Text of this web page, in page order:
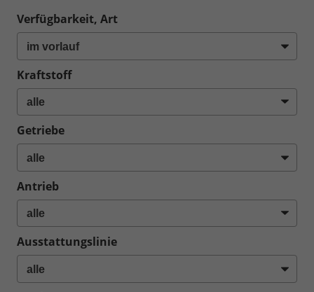
Verfügbarkeit, Art
Kraftstoff
Getriebe
Antrieb
Ausstattungslinie